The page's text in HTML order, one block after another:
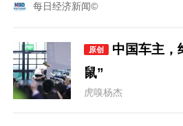
每日经济新闻©
原创
中国车主，
鼠”
虎嗅杨杰